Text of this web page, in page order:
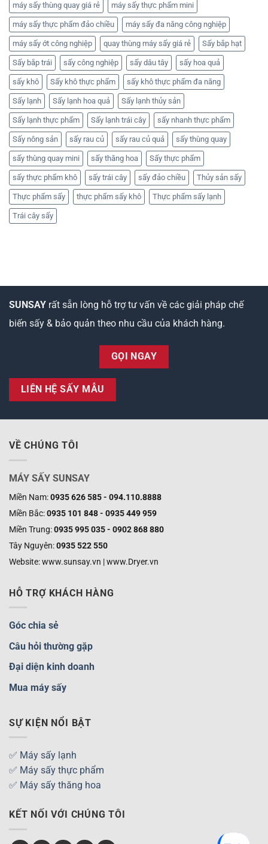
máy sấy thùng quay giá rẻ máy sấy thực phẩm mini
máy sấy thực phẩm đảo chiều máy sấy đa năng công nghiệp
máy sấy ớt công nghiệp quay thùng máy sấy giá rẻ Sấy bắp hạt
Sấy bắp trái sấy công nghiệp sấy dâu tây sấy hoa quả
sấy khô Sấy khô thực phẩm sấy khô thực phẩm đa năng
Sấy lạnh Sấy lạnh hoa quả Sấy lạnh thủy sản
Sấy lạnh thực phẩm Sấy lạnh trái cây sấy nhanh thực phẩm
Sấy nông sản sấy rau củ sấy rau củ quả sấy thùng quay
sấy thùng quay mini sấy thăng hoa Sấy thực phẩm
sấy thực phẩm khô sấy trái cây sấy đảo chiều Thủy sản sấy
Thực phẩm sấy thực phẩm sấy khô Thực phẩm sấy lạnh
Trái cây sấy
SUNSAY rất sẵn lòng hỗ trợ tư vấn về các giải pháp chế
biến sấy & bảo quản theo nhu cầu của khách hàng.
GỌI NGAY
LIÊN HỆ SẤY MẪU
VỀ CHÚNG TÔI
MÁY SẤY SUNSAY
Miền Nam:0935 626 585 - 094.110.8888
Miền Bắc:0935 101 848 - 0935 449 959
Miền Trung:0935 995 035 - 0902 868 880
Tây Nguyên:0935 522 550
Website: www.sunsay.vn | www.Dryer.vn
HỖ TRỢ KHÁCH HÀNG
Góc chia sẻ
Câu hỏi thường gặp
Đại diện kinh doanh
Mua máy sấy
SỰ KIỆN NỔI BẬT
✅ Máy sấy lạnh
✅ Máy sấy thực phẩm
✅ Máy sấy thăng hoa
KẾT NỐI VỚI CHÚNG TÔI